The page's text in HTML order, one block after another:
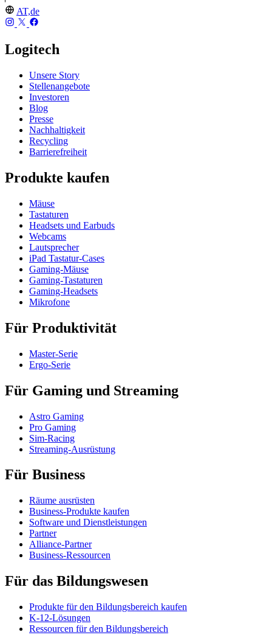
AT,de
Logitech
Unsere Story
Stellenangebote
Investoren
Blog
Presse
Nachhaltigkeit
Recycling
Barrierefreiheit
Produkte kaufen
Mäuse
Tastaturen
Headsets und Earbuds
Webcams
Lautsprecher
iPad Tastatur-Cases
Gaming-Mäuse
Gaming-Tastaturen
Gaming-Headsets
Mikrofone
Für Produktivität
Master-Serie
Ergo-Serie
Für Gaming und Streaming
Astro Gaming
Pro Gaming
Sim-Racing
Streaming-Ausrüstung
Für Business
Räume ausrüsten
Business-Produkte kaufen
Software und Dienstleistungen
Partner
Alliance-Partner
Business-Ressourcen
Für das Bildungswesen
Produkte für den Bildungsbereich kaufen
K-12-Lösungen
Ressourcen für den Bildungsbereich